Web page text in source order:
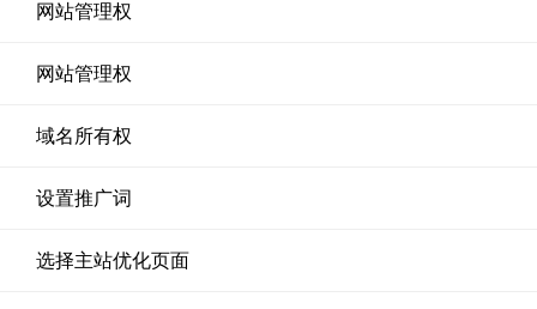
网站管理权
网站管理权
域名所有权
设置推广词
选择主站优化页面